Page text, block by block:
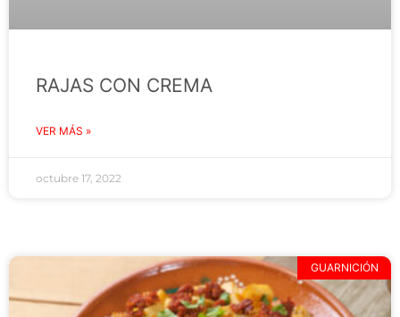
RAJAS CON CREMA
VER MÁS »
octubre 17, 2022
GUARNICIÓN